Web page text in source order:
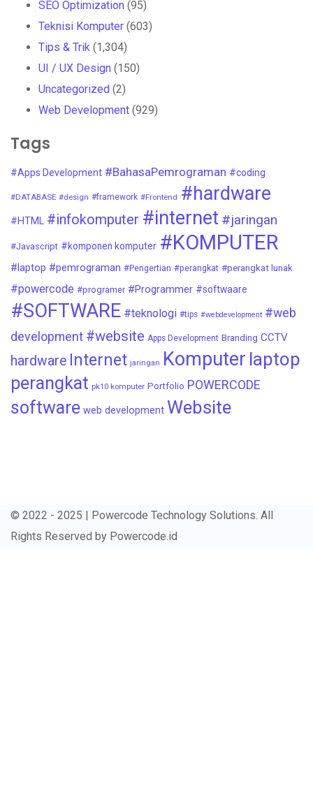
SEO Optimization (95)
Teknisi Komputer (603)
Tips & Trik (1,304)
UI / UX Design (150)
Uncategorized (2)
Web Development (929)
Tags
#Apps Development #BahasaPemrograman #coding
#DATABASE #design #framework #Frontend #hardware
#HTML #infokomputer #internet #jaringan
#Javascript #komponen komputer #KOMPUTER
#laptop #pemrograman #Pengertian #perangkat #perangkat lunak
#powercode #programer #Programmer #softwaare
#SOFTWARE #teknologi #tips #webdevelopment #web
development #website Apps Development Branding CCTV
hardware Internet jaringan Komputer laptop
perangkat pk10 komputer Portfolio POWERCODE
software web development Website
© 2022 - 2025 | Powercode Technology Solutions. All
Rights Reserved by Powercode.id